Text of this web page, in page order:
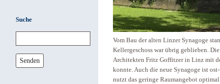
Suche
Senden
Vom Bau der alten Linzer Synagoge
Kellergeschoss war übrig geblieben.
Architekten Fritz Goffitzer in Linz mit
konnte. Auch die neue Synagoge ist
nutzt das geringe Raumangebot